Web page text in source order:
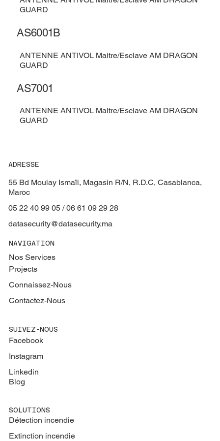
GUARD
AS6001B
ANTENNE ANTIVOL Maitre/Esclave AM DRAGON
GUARD
AS7001
ANTENNE ANTIVOL Maitre/Esclave AM DRAGON
GUARD
ADRESSE
55 Bd Moulay Ismaïl, Magasin R/N, R.D.C, Casablanca,
Maroc
05 22 40 99 05 / 06 61 09 29 28
datasecurity@datasecurity.ma
NAVIGATION
Nos Services
Projects
Connaissez-Nous
Contactez-Nous
SUIVEZ-NOUS
Facebook
Instagram
Linkedin
Blog
SOLUTIONS
Détection incendie
Extinction incendie